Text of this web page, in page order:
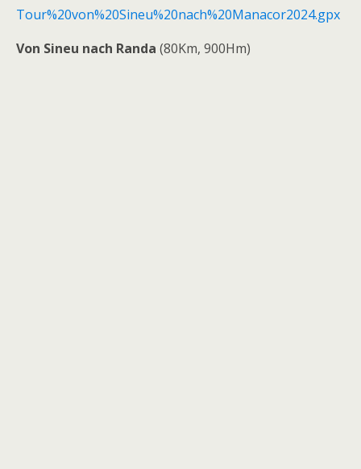
Tour%20von%20Sineu%20nach%20Manacor2024.gpx
Von Sineu nach Randa (80Km, 900Hm)